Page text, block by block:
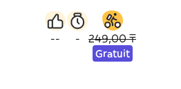
-- - 249,00 ₸
Gratuit